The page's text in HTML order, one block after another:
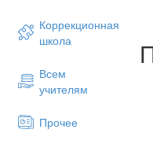
Коррекционная
школа
Всем
учителям
Прочее